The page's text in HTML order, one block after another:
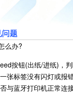
题
么办?
按钮(出纸/进纸)，判
张标签没有闪灯或报
与蓝牙打印机正常连接